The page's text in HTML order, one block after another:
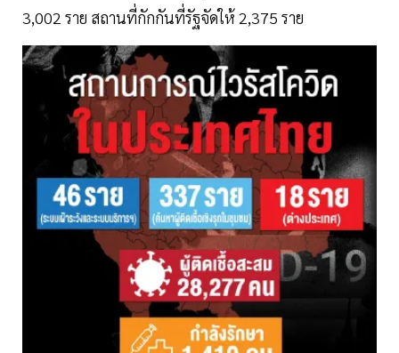
3,002 ราย สถานที่กักกันที่รัฐจัดให้ 2,375 ราย